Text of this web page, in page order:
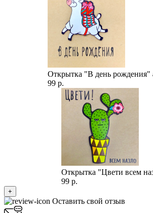
Открытка "В день рождения"
99 р.
Открытка "Цвети всем
99 р.
+
Оставить свой отзыв